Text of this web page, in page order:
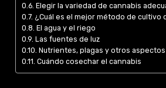
Elegir la variedad de cannabis
¿Cuál es el mejor método de cultivo
El agua y el riego
Las fuentes de luz
Nutrientes, plagas y otros aspectos
Cuándo cosechar el cannabis